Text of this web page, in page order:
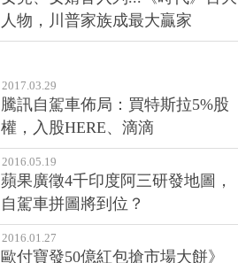
人物，川普家族成最大贏家
騰訊自駕車佈局：買特斯拉5%股
權，入股HERE、滴滴
2016.05.19
蘋果廣徵4千印度阿三研發地圖，
自駕車拼圖將到位？
2016.01.27
歐付寶發50億紅包搶市場大餅》